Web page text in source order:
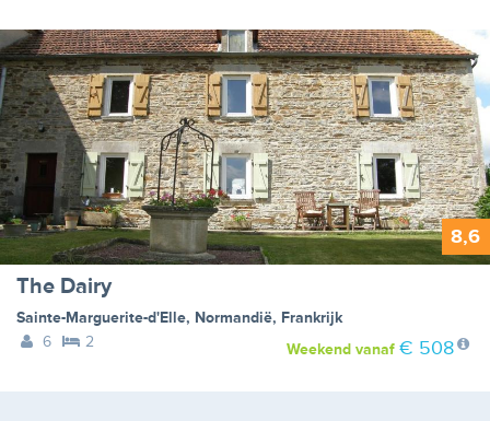
8,6
The Dairy
Sainte-Marguerite-d'Elle, Normandië, Frankrijk
6
2 Weekendvanaf € 508